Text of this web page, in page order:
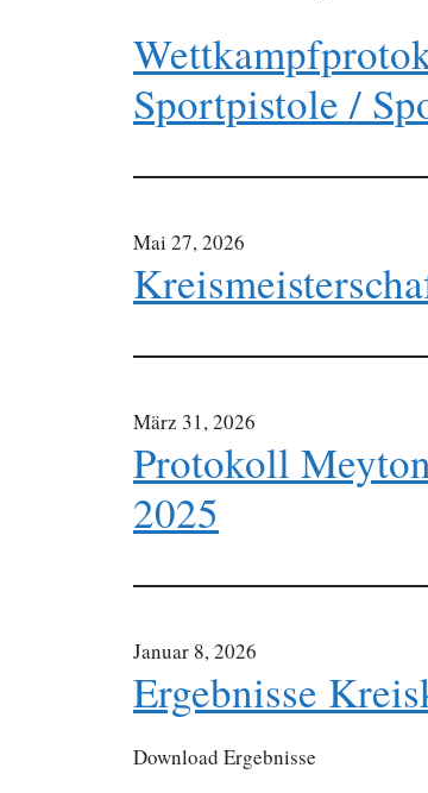
Sportpistole /
Mai 27, 2026
März 31, 2026
Protokoll
2025
Januar 8, 2026
Ergebnisse
Download Ergebnisse